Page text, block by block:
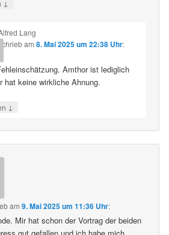
↓
Lang
schriebam 8. Mai 2025 um 22:38 Uhr:
Amthor ist lediglich
hat keine wirkliche Ahnung.
↓
am9. Mai 2025 um 11:36 Uhr:
Mir hat schon der Vortrag der beiden